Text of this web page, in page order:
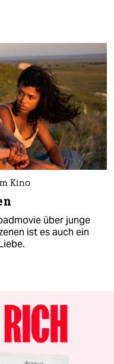
Kino
über junge
ist es auch ein